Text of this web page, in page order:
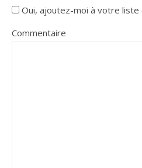
Oui, ajoutez-moi à votre liste
Commentaire